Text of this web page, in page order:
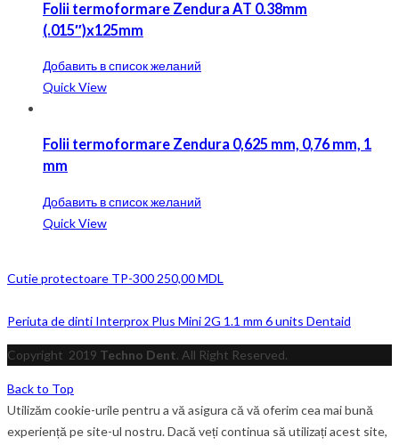
Folii termoformare Zendura AT 0.38mm
(.015″)x125mm
Добавить в список желаний
Quick View
Folii termoformare Zendura 0,625 mm, 0,76 mm, 1
mm
Добавить в список желаний
Quick View
Cutie protectoare TP-300 250,00MDL
Periuta de dinti Interprox Plus Mini 2G 1.1 mm 6 units Dentaid
Copyright 2019 Techno Dent. All Right Reserved.
Back to Top
Utilizăm cookie-urile pentru a vă asigura că vă oferim cea mai bună
experiență pe site-ul nostru. Dacă veți continua să utilizați acest site,